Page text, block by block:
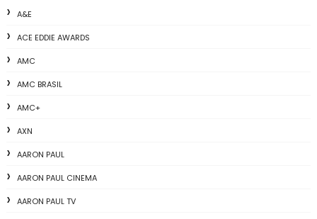
A&E
ACE EDDIE AWARDS
AMC
AMC BRASIL
AMC+
AXN
AARON PAUL
AARON PAUL CINEMA
AARON PAUL TV